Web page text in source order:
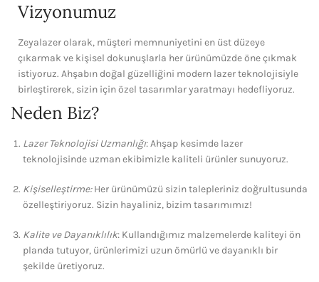
Vizyonumuz
Zeyalazer olarak, müşteri memnuniyetini en üst düzeye
çıkarmak ve kişisel dokunuşlarla her ürünümüzde öne çıkmak
istiyoruz. Ahşabın doğal güzelliğini modern lazer teknolojisiyle
birleştirerek, sizin için özel tasarımlar yaratmayı hedefliyoruz.
Neden Biz?
Lazer Teknolojisi Uzmanlığı: Ahşap kesimde lazer
teknolojisinde uzman ekibimizle kaliteli ürünler sunuyoruz.
Kişiselleştirme:Her ürünümüzü sizin talepleriniz doğrultusunda
özelleştiriyoruz. Sizin hayaliniz, bizim tasarımımız!
Kalite ve Dayanıklılık: Kullandığımız malzemelerde kaliteyi ön
planda tutuyor, ürünlerimizi uzun ömürlü ve dayanıklı bir
şekilde üretiyoruz.